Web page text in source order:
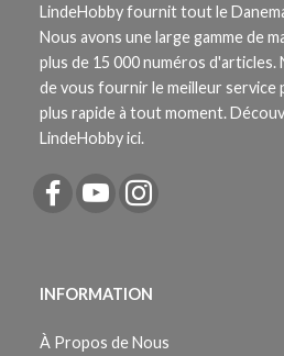
LindeHobby fournit tout le
Nous avons une large gamme de
plus de 15 000 numéros
de vous fournir le meilleur service
plus rapide à tout moment.
LindeHobby ici.
INFORMATION
À Propos de Nous